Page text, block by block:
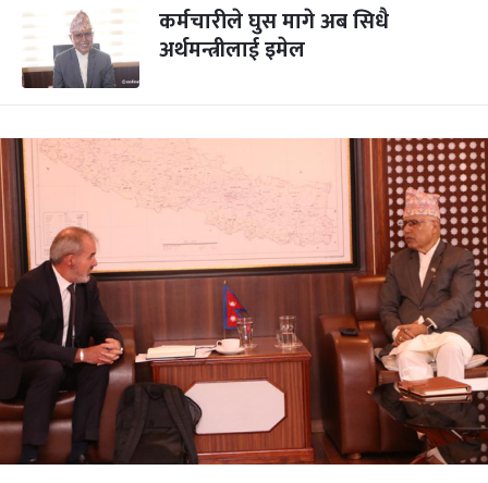
कर्मचारीले घुस मागे अब सिधै
अर्थमन्त्रीलाई इमेल